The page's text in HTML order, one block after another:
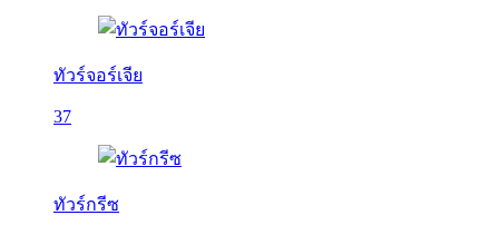
ทัวร์จอร์เจีย
37
ทัวร์กรีซ